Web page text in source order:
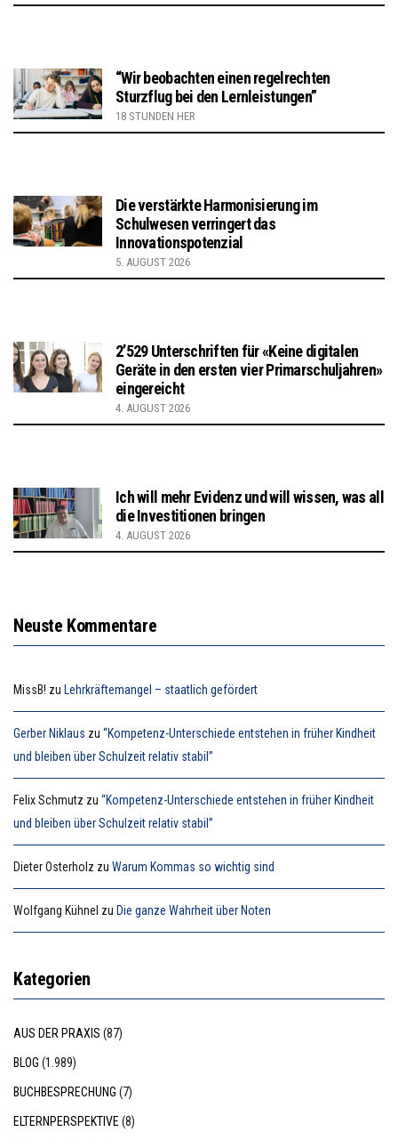
“Wir beobachten einen regelrechten
Sturzflug bei den Lernleistungen”
18 STUNDEN HER
Die verstärkte Harmonisierung im
Schulwesen verringert das
Innovationspotenzial
5. AUGUST 2026
2’529 Unterschriften für «Keine digitalen
Geräte in den ersten vier Primarschuljahren»
eingereicht
4. AUGUST 2026
Ich will mehr Evidenz und will wissen, was all
die Investitionen bringen
4. AUGUST 2026
Neuste Kommentare
MissB! zu Lehrkräftemangel – staatlich gefördert
Gerber Niklaus zu “Kompetenz-Unterschiede entstehen in früher Kindheit
und bleiben über Schulzeit relativ stabil”
Felix Schmutz zu “Kompetenz-Unterschiede entstehen in früher Kindheit
und bleiben über Schulzeit relativ stabil”
Dieter Osterholz zu Warum Kommas so wichtig sind
Wolfgang Kühnel zu Die ganze Wahrheit über Noten
Kategorien
AUS DER PRAXIS (87)
BLOG (1.989)
BUCHBESPRECHUNG (7)
ELTERNPERSPEKTIVE (8)